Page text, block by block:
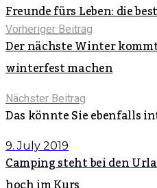
Freunde fürs Leben: die
Vorheriger Beitrag
Der nächste Winter
winterfest machen
Nächster Beitrag
Das könnte Sie ebenfalls
9. July 2019
Camping steht bei den